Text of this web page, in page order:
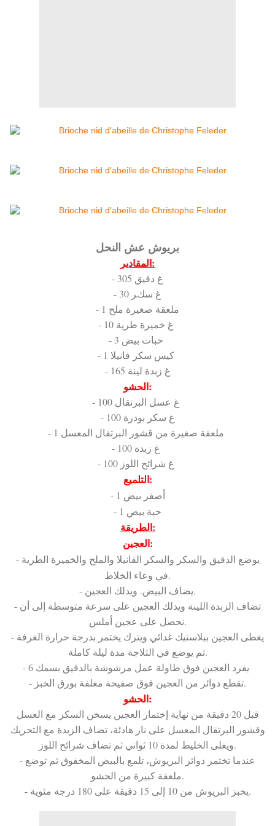
بريوش عش النحل
المقادير:
- 305 غ دقيق
- 30 غ سكر
- 1 ملعقة صغيرة ملح
- 165 غ زبدة لينة
الحشو:
- 100 غ سكر بودرة
التلميع:
- 1 أصفر بيض
- 1 حبة بيض
الطريقة:
العجين:
- يوضع الدقيق والسكر والسكر الفانيلا والملح والخميرة الطرية
في وعاء الخلاط.
- يضاف البيض. ويدلك العجين.
- تضاف الزبدة اللينة ويدلك العجين على سرعة متوسطة إلى أن
نحصل على عجين أملس.
- يغطى العجين ببلاستيك غدائي ويترك يختمر بدرجة حرارة الغرفة
ثم يوضع في الثلاجة مدة ليلة كاملة.
- تقطع دوائر من العجين فوق صفيحة مغلفة بورق الخبز.
الحشو:
قبل 20 دقيقة من نهاية إختمار العجين يسخن السكر مع العسل
وقشور البرتقال المعسل على نار هادئة، تضاف الزبدة مع التحريك
ويغلى الخليط لمدة 10 ثواني ثم تضاف شرائح اللوز.
- عندما تختمر دوائر البريوش، تلمع بالبيض المخفوق ثم توضع
ملعقة كبيرة من الحشو.
- يخبز البريوش من 10 إلى 15 دقيقة على 180 درجة مئوية.